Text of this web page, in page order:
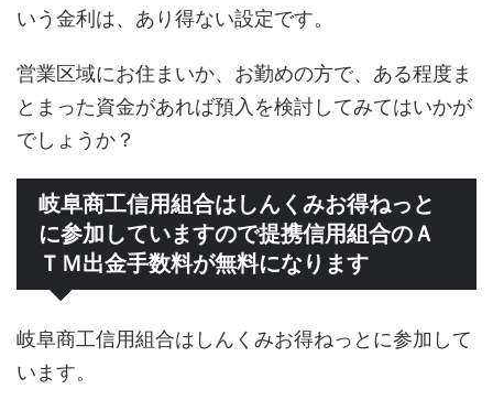
いう金利は、あり得ない設定です。
営業区域にお住まいか、お勤めの方で、ある程度ま
とまった資金があれば預入を検討してみてはいかが
でしょうか？
岐阜商工信用組合はしんくみお得ねっと
に参加していますので提携信用組合のＡ
ＴＭ出金手数料が無料になります
岐阜商工信用組合はしんくみお得ねっとに参加して
います。